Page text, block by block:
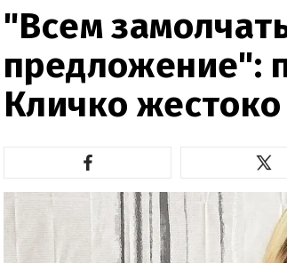
"Всем
предложение":
Кличко